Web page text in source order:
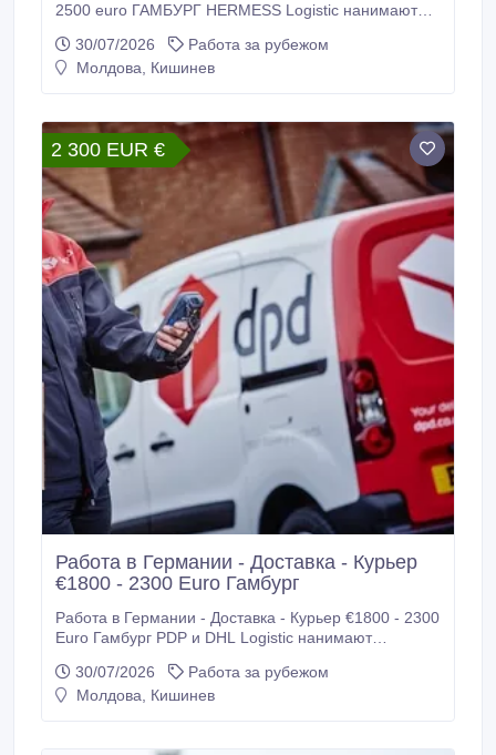
2500 euro ГАМБУРГ HERMESS Logistic нанимают
Водители - курьеры категории В для доставки
посылок. Требования: - Возраст до 45 лет -
личности - Болгарский паспорт - Литовский паспорт
- Румынский паспорт - Серьезность -
Пунктуальность Мы предлагаем Вам: - Легальный
трудовой договор Напрямую от компании -
Официальная зарплата: 1900-2500 euro ГАМБУРГ -
Проживание (помогаем) - Транспорт только до 3, 5
тонн - Практика 3 - 10 дней Только с европейскими
RO, BUL, POL)(без ограничений).
30/07/2026
Работа за рубежом
Молдова, Кишинев
2 300 EUR €
Работа в Германии - Доставка - Курьер
€1800 - 2300 Euro Гамбург
Работа в Германии - Доставка - Курьер €1800 - 2300
Euro Гамбург PDP и DHL Logistic нанимают
Водители - курьеры категории В для доставки
посылок. Требования: - Украинцы 24 параграф
30/07/2026
Работа за рубежом
Молдова, Кишинев